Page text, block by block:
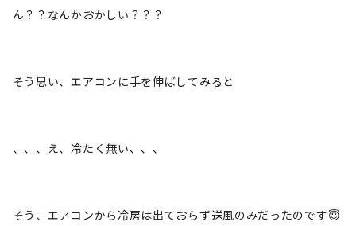
ん？？なんかおかしい？？？
そう思い、エアコンに手を伸ばしてみると
、、、え、冷たく無い、、、
そう、エアコンから冷房は出ておらず送風のみだったのです😇